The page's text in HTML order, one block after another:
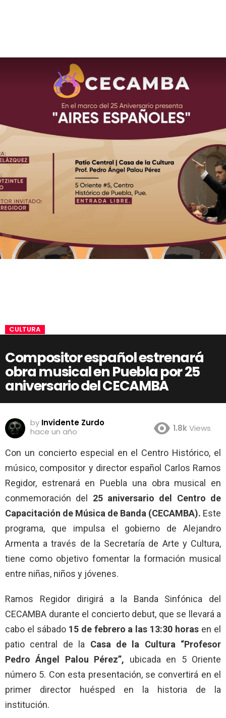
CULTURA
Compositor español estrenará
obra musical en Puebla por 25
aniversario del CECAMBA
by Invidente Zurdo
hace un año
1.8kViews
Con un concierto especial en el Centro Histórico, el
músico, compositor y director español Carlos Ramos
Regidor, estrenará en Puebla una obra musical en
conmemoración del 25 aniversario del Centro de
Capacitación de Música de Banda (CECAMBA). Este
programa, que impulsa el gobierno de Alejandro
Armenta a través de la Secretaría de Arte y Cultura,
tiene como objetivo fomentar la formación musical
entre niñas, niños y jóvenes.
Ramos Regidor dirigirá a la Banda Sinfónica del
CECAMBA durante el concierto debut, que se llevará a
cabo el sábado 15 de febrero a las 13:30 horas en el
patio central de la Casa de la Cultura “Profesor
Pedro Ángel Palou Pérez”, ubicada en 5 Oriente
número 5. Con esta presentación, se convertirá en el
primer director huésped en la historia de la
institución.